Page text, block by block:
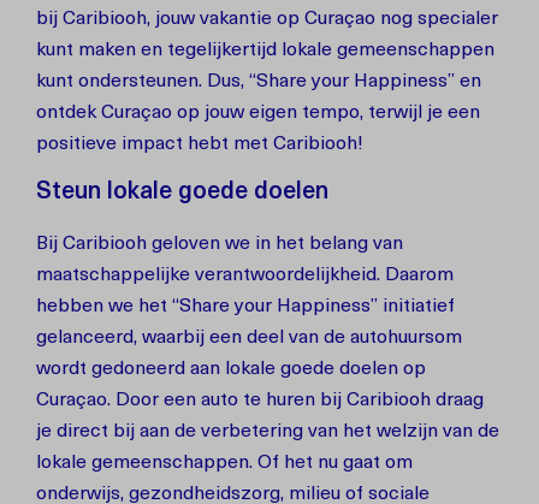
bij Caribiooh, jouw vakantie op Curaçao nog specialer
kunt maken en tegelijkertijd lokale gemeenschappen
kunt ondersteunen. Dus, “Share your Happiness” en
ontdek Curaçao op jouw eigen tempo, terwijl je een
positieve impact hebt met Caribiooh!
Steun lokale goede doelen
Bij Caribiooh geloven we in het belang van
maatschappelijke verantwoordelijkheid. Daarom
hebben we het “Share your Happiness” initiatief
gelanceerd, waarbij een deel van de autohuursom
wordt gedoneerd aan lokale goede doelen op
Curaçao. Door een auto te huren bij Caribiooh draag
je direct bij aan de verbetering van het welzijn van de
lokale gemeenschappen. Of het nu gaat om
onderwijs, gezondheidszorg, milieu of sociale